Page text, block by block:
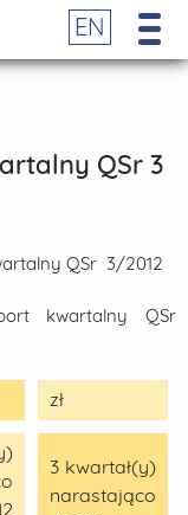
EN
QSr 3
QSr 3/2012
kwartalny QSr
zł
3 kwartał(y)
narastająco